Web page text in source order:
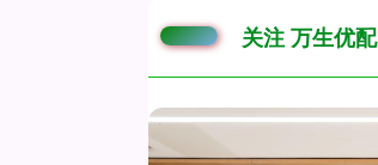
关注 万生优配